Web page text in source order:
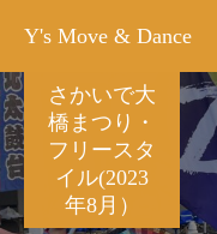
Y's Move & Dance
さかいで大
橋まつり・
フリースタ
イル(2023
年8月）